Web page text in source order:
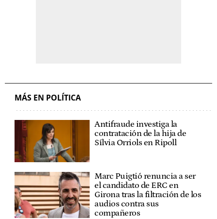
MÁS EN POLÍTICA
Antifraude investiga la
contratación de la hija de
Sílvia Orriols en Ripoll
Marc Puigtió renuncia a ser
el candidato de ERC en
Girona tras la filtración de los
audios contra sus
compañeros